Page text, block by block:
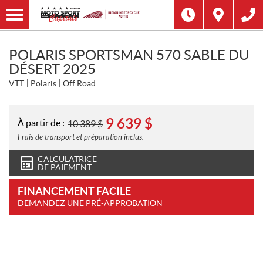
POLARIS SPORTSMAN 570 SABLE DU
DÉSERT 2025
VTT Polaris Off Road
À partir de : 10 389$ 9 639 $
Frais de transport et préparation inclus.
CALCULATRICE
DE PAIEMENT
FINANCEMENT FACILE
DEMANDEZ UNE PRÉ-APPROBATION